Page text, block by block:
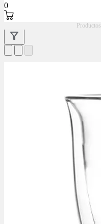
0
Productos